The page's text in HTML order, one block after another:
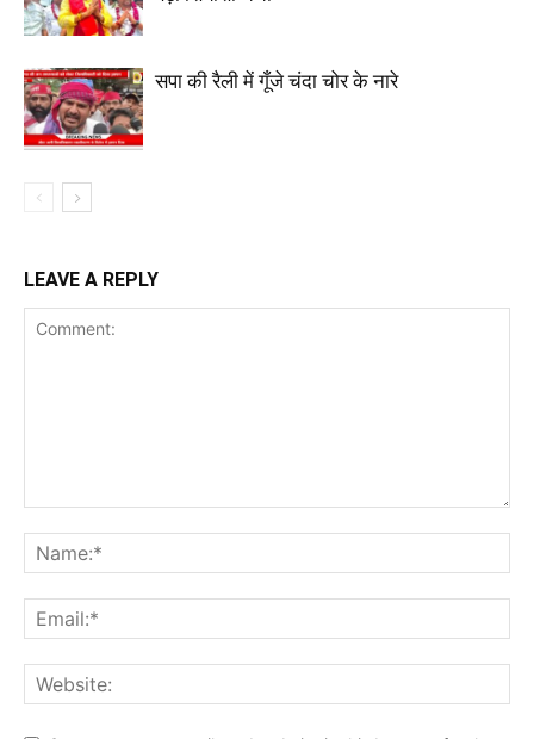
सपा की रैली में गूँजे चंदा चोर के नारे
LEAVE A REPLY